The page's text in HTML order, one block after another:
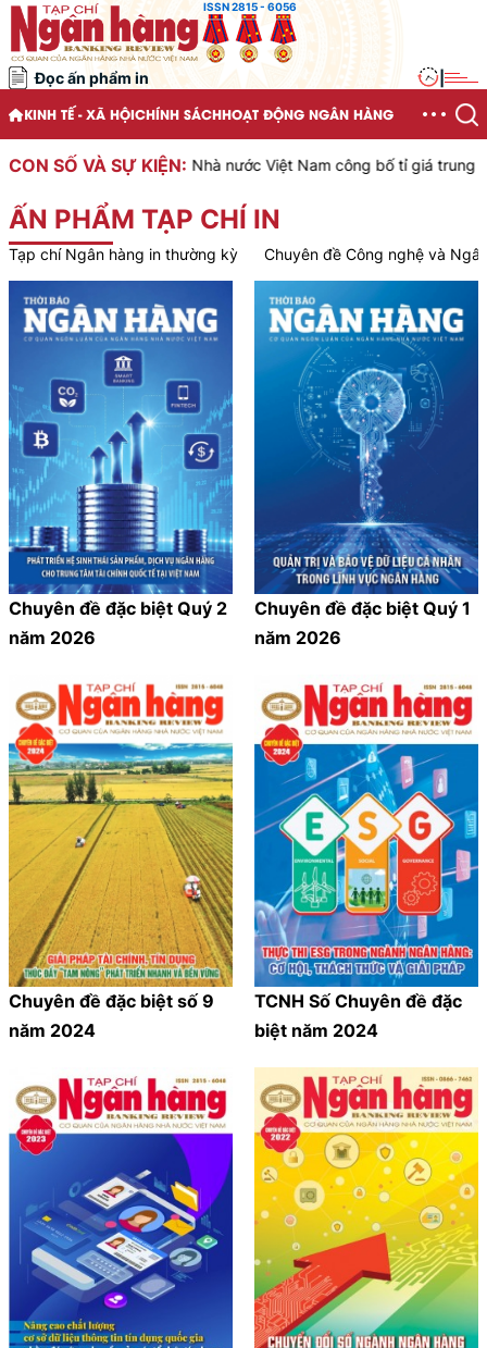
ISSN 2815 - 6056
Đọc ấn phẩm in
KINH TẾ - XÃ HỘICHÍNH SÁCHHOẠT ĐỘNG NGÂN HÀNG
CON SỐ VÀ SỰ KIỆN:
Ngân hàng Nhà nước Việt Nam công bố tỉ giá trung tâm
ẤN PHẨM TẠP CHÍ IN
Tạp chí Ngân hàng in thường kỳ Chuyên đề Công nghệ và
Chuyên đề đặc biệt Quý 2
năm 2026
Chuyên đề đặc biệt Quý 1
năm 2026
Chuyên đề đặc biệt số 9
năm 2024
TCNH Số Chuyên đề đặc
biệt năm 2024